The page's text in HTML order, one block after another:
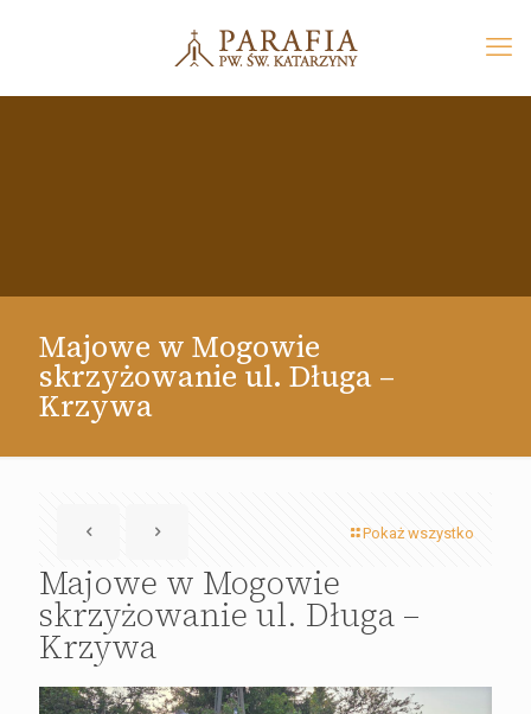
Majowe w Mogowie
skrzyżowanie ul. Długa –
Krzywa
Pokaż wszystko
Majowe w Mogowie
skrzyżowanie ul. Długa –
Krzywa